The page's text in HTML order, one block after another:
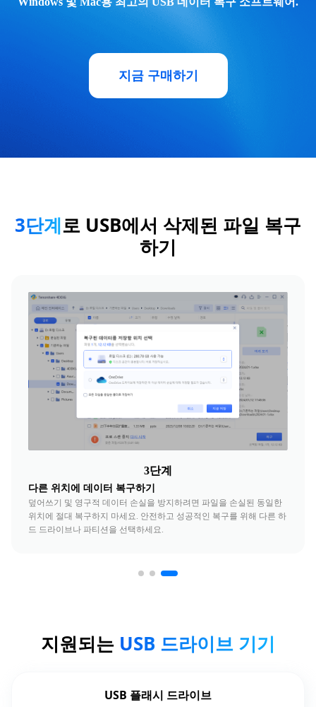
지금 구매하기
3단계로 USB에서 삭제된 파일 복구
하기
3단계
다른 위치에 데이터 복구하기
덮어쓰기 및 영구적 데이터 손실을 방지하려면 파일을 손실된 동일한
위치에 절대 복구하지 마세요. 안전하고 성공적인 복구를 위해 다른 하
드 드라이브나 파티션을 선택하세요.
지원되는 USB 드라이브 기기
USB 플래시 드라이브